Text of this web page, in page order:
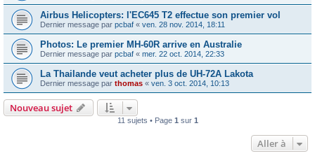
Airbus Helicopters: l'EC645 T2 effectue son premier vol
Dernier message par pcbaf « ven. 28 nov. 2014, 18:11
Photos: Le premier MH-60R arrive en Australie
Dernier message par pcbaf « mer. 22 oct. 2014, 22:33
La Thailande veut acheter plus de UH-72A Lakota
Dernier message par thomas « ven. 3 oct. 2014, 10:13
Nouveau sujet
11 sujets • Page 1 sur 1
Aller à